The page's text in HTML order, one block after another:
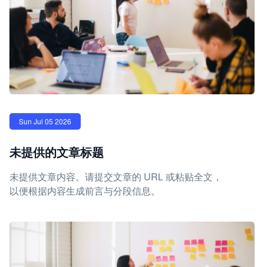
Sun Jul 05 2026
未提供的文章标题
未提供文章内容。请提交文章的 URL 或粘贴全文，
以便根据内容生成前言与分段信息。